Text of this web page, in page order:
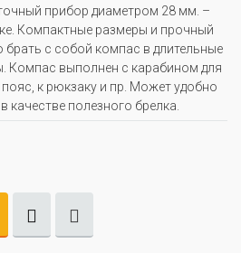
прибор диаметром 28 мм. –
Компактные размеры и прочный
брать с собой компас в длительные
Компас выполнен с карабином для
к рюкзаку и пр. Может удобно
качестве полезного брелка.